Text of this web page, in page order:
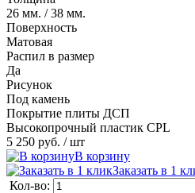
26 мм. / 38 мм.
Поверхность
Матовая
Распил в размер
Да
Рисунок
Под камень
Покрытие плиты ДСП
Высокопрочный пластик CPL
5 250 руб. / шт
В корзину
Заказать в 1
Кол-во: